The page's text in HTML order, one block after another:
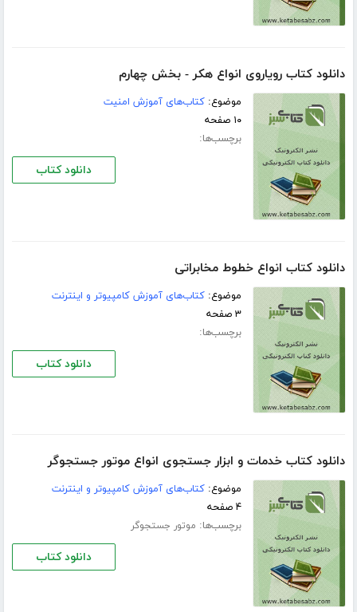
دانلود کتاب رویاروی انواع هکر - بخش چهارم
موضوع:کتاب‌های آموزش امنیت
۱۰ صفحه
برچسب‌ها:
دانلود کتاب
دانلود کتاب انواع خطوط مخابراتی
موضوع:کتاب‌های آموزش کامپیوتر و اینترنت
۳ صفحه
برچسب‌ها:
دانلود کتاب
دانلود کتاب خدمات و ابزار جستجوی انواع موتور جستجوگر
موضوع:کتاب‌های آموزش کامپیوتر و اینترنت
۴ صفحه
برچسب‌ها: موتور جستجوگر
دانلود کتاب